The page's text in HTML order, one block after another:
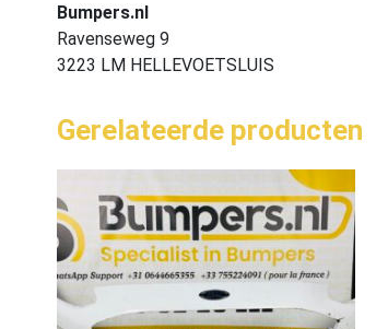
Bumpers.nl
Ravenseweg 9
3223 LM HELLEVOETSLUIS
Gerelateerde producten